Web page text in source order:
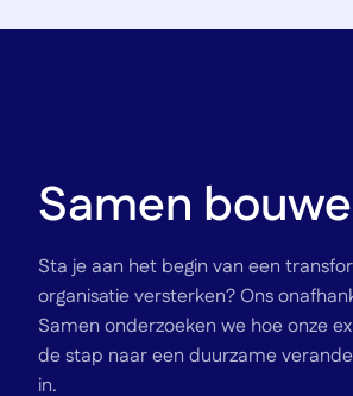
Samen
Sta je aan het begin van een
organisatie versterken? Ons
Samen onderzoeken we hoe onze
de stap naar een duurzame
in.